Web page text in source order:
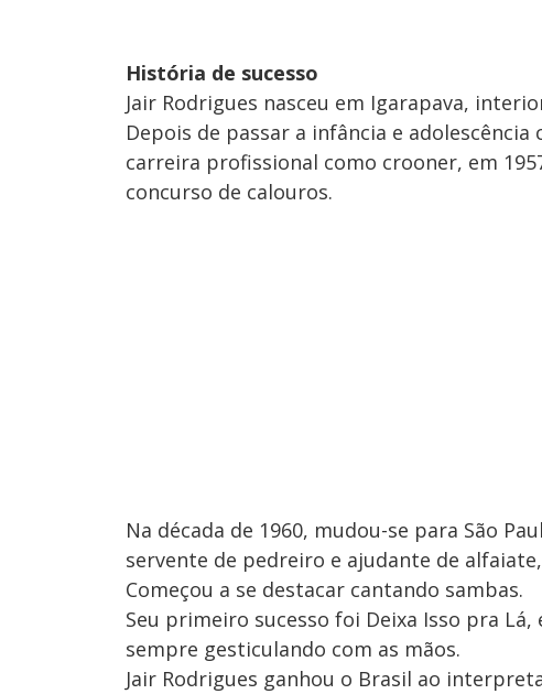
História de sucesso
Jair Rodrigues nasceu em Igarapava,
Depois de passar a infância e
carreira profissional como crooner, em
concurso de calouros.
Na década de 1960, mudou-se para São
servente de pedreiro e ajudante de
Começou a se destacar cantando sambas.
Seu primeiro sucesso foi Deixa Isso pra
sempre gesticulando com as mãos.
Jair Rodrigues ganhou o Brasil ao